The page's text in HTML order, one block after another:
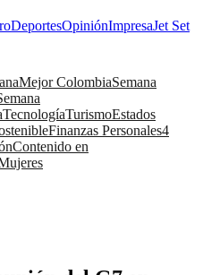
DeportesOpiniónImpresaJet Set
Mejor ColombiaSemana
TecnologíaTurismoEstados
Finanzas Personales4
Contenido en